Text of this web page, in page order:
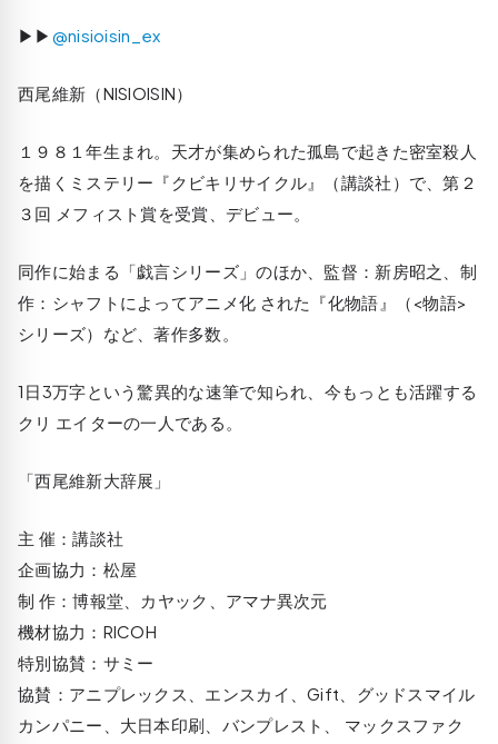
▶▶ @nisioisin_ex
西尾維新（NISIOISIN）
１９８１年生まれ。天才が集められた孤島で起きた密室殺人
を描くミステリー『クビキリサイクル』（講談社）で、第２
３回 メフィスト賞を受賞、デビュー。
同作に始まる「戯言シリーズ」のほか、監督：新房昭之、制
作：シャフトによってアニメ化 された『化物語』（<物語>
シリーズ）など、著作多数。
1日3万字という驚異的な速筆で知られ、今もっとも活躍する
クリ エイターの一人である。
「西尾維新大辞展」
主 催：講談社
企画協力：松屋
制 作：博報堂、カヤック、アマナ異次元
機材協力：RICOH
特別協賛：サミー
協賛：アニプレックス、エンスカイ、Gift、グッドスマイル
カンパニー、大日本印刷、バンプレスト、 マックスファク